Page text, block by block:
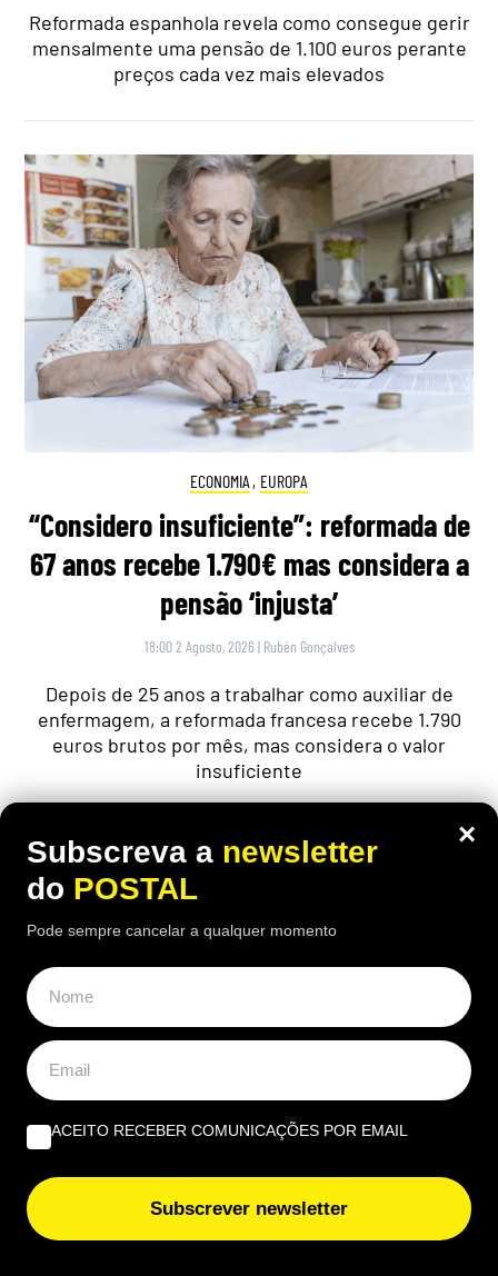
Reformada espanhola revela como consegue gerir
mensalmente uma pensão de 1.100 euros perante
preços cada vez mais elevados
ECONOMIA , EUROPA
“Considero insuficiente”: reformada de
67 anos recebe 1.790€ mas considera a
pensão ‘injusta’
18:00 2 Agosto, 2026 | Rubén Gonçalves
Depois de 25 anos a trabalhar como auxiliar de
enfermagem, a reformada francesa recebe 1.790
euros brutos por mês, mas considera o valor
insuficiente
ALGARVE,GASTRONOMIA
“O verdadeiro sabor da Guia”: nesta
×
Subscreva a newsletter
do POSTAL
Pode sempre cancelar a qualquer momento
ACEITO RECEBER COMUNICAÇÕES POR EMAIL
Subscrever newsletter